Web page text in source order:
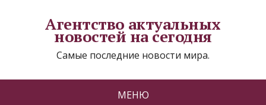
Агентство актуальных
новостей на сегодня
Самые последние новости мира.
МЕНЮ